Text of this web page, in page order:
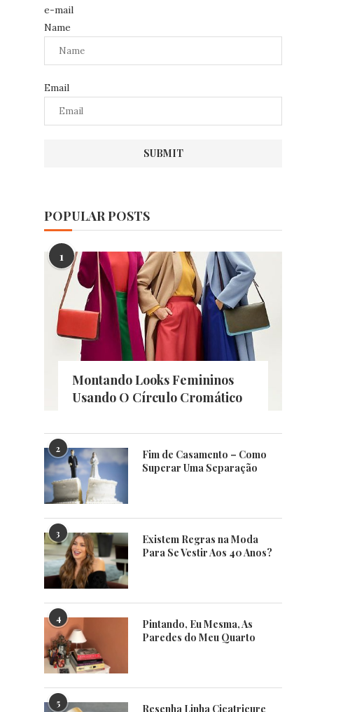
e-mail
Name
Email
POPULAR POSTS
1
Montando Looks Femininos
Usando O Círculo Cromático
2
Fim de Casamento – Como
Superar Uma Separação
3
Existem Regras na Moda
Para Se Vestir Aos 40 Anos?
4
Pintando, Eu Mesma, As
Paredes do Meu Quarto
5 Resenha Linha Cicatricure